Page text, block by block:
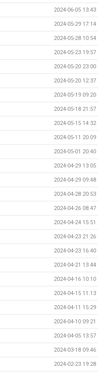
2024-06-05 13:43
2024-05-29 17:14
2024-05-28 10:54
2024-05-23 19:57
2024-05-20 23:00
2024-05-20 12:37
2024-05-19 09:20
2024-05-18 21:57
2024-05-15 14:32
2024-05-11 20:09
2024-05-01 20:40
2024-04-29 13:05
2024-04-29 09:48
2024-04-28 20:53
2024-04-26 08:47
2024-04-24 15:51
2024-04-23 21:26
2024-04-23 16:40
2024-04-21 13:44
2024-04-16 10:10
2024-04-15 11:13
2024-04-11 15:29
2024-04-10 09:21
2024-04-05 13:57
2024-03-18 09:46
2024-02-23 19:28